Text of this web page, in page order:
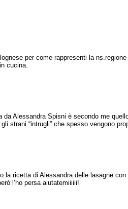
per come rappresenti la
cucina.
da Alessandra Spisni è secondo me
strani “intrugli” che spesso vengono
la ricetta di Alessandra delle lasagne
l’ho persa aiutatemiiiiii!